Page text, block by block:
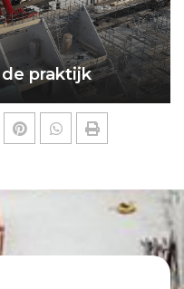
praktijk